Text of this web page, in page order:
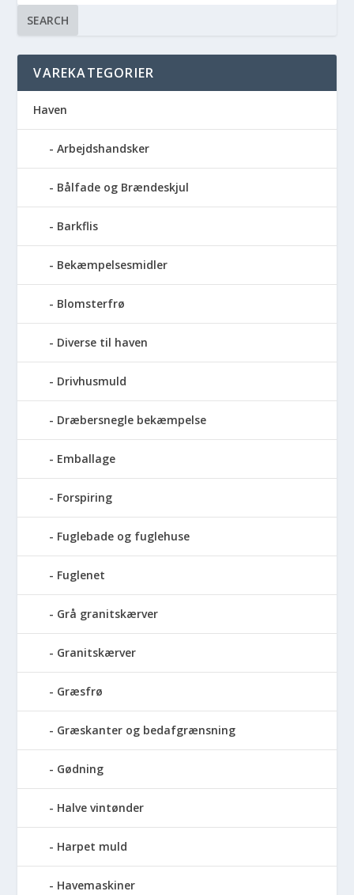
SEARCH
VAREKATEGORIER
Haven
Arbejdshandsker
Bålfade og Brændeskjul
Barkflis
Bekæmpelsesmidler
Blomsterfrø
Diverse til haven
Drivhusmuld
Dræbersnegle bekæmpelse
Emballage
Forspiring
Fuglebade og fuglehuse
Fuglenet
Grå granitskærver
Granitskærver
Græsfrø
Græskanter og bedafgrænsning
Gødning
Halve vintønder
Harpet muld
Havemaskiner